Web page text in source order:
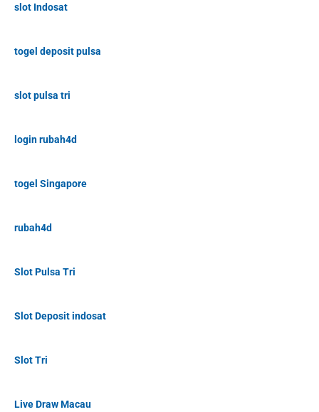
slot Indosat
togel deposit pulsa
slot pulsa tri
login rubah4d
togel Singapore
rubah4d
Slot Pulsa Tri
Slot Deposit indosat
Slot Tri
Live Draw Macau